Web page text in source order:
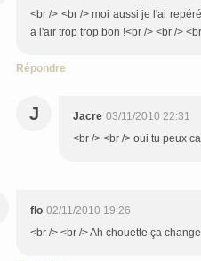
<br /> <br /> moi aussi je l'ai
a l'air trop trop bon !<br /> <br />
Répondre
J Jacre 03/11/2010 22:31
<br /> <br /> oui tu peux
flo 02/11/2010 19:26
<br /> <br /> Ah chouette ça